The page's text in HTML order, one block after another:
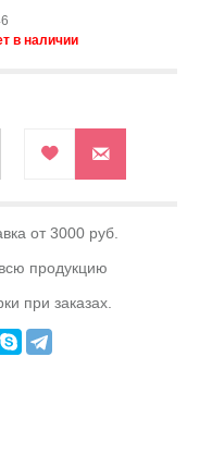
в наличии
от 3000 руб.
продукцию
при заказах.